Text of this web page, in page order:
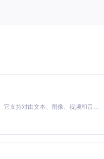
，但安装包中明明包含了该文
依赖的某音频库间接引用了三
最新版，崩溃问题彻底解决。
MiniMax H3 是一个通用的全模态生成系统。它支持对由文本、图像、视频和音频组成的多模态上下文进行统一理解，并能生成分辨率高达 2K、时长可达 15 秒的带原生立体声音频的视频。得益于面向任务泛化的系统设计，H3 在预训练阶段就已具备广泛的多模态上下文理解与生成能力，能够出色地执行复杂的多模态指令。